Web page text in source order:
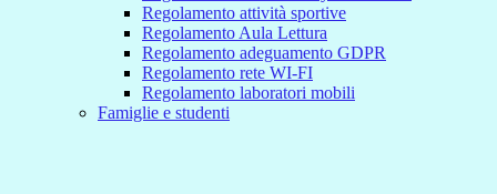
Regolamento attività sportive
Regolamento Aula Lettura
Regolamento adeguamento GDPR
Regolamento rete WI-FI
Regolamento laboratori mobili
Famiglie e studenti